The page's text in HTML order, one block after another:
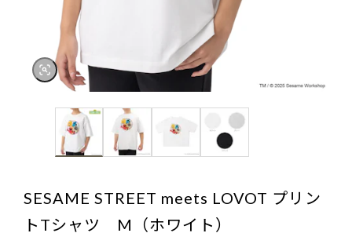
SESAME STREET meets LOVOT プリン
トTシャツ M（ホワイト）